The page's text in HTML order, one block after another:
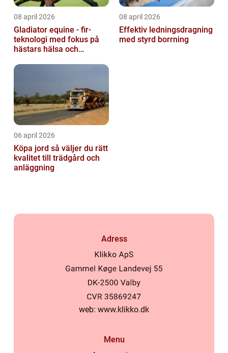
08 april 2026
Gladiator equine - fir-
teknologi med fokus på
hästars hälsa och
08 april 2026
Effektiv ledningsdragning
med styrd borrning
06 april 2026
Köpa jord så väljer du rätt
kvalitet till trädgård och
anläggning
Adress
web: www.klikko.dk
Menu